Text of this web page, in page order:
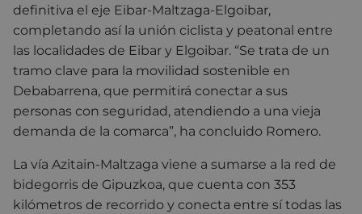
definitiva el eje Eibar-Maltzaga-Elgoibar,
completando así la unión ciclista y peatonal entre
las localidades de Eibar y Elgoibar. “Se trata de un
tramo clave para la movilidad sostenible en
Debabarrena, que permitirá conectar a sus
personas con seguridad, atendiendo a una vieja
demanda de la comarca”, ha concluido Romero.
La vía Azitain-Maltzaga viene a sumarse a la red de
bidegorris de Gipuzkoa, que cuenta con 353
kilómetros de recorrido y conecta entre sí todas las